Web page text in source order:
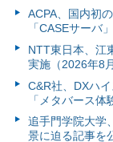
ACPA、国内初
「CASEサーバ
NTT東日本、江
実施（2026年8
C&R社、DXハ
「メタバース体
追手門学院大学
景に迫る記事を